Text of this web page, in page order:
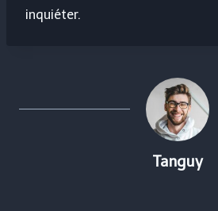
inquiéter.
Tanguy